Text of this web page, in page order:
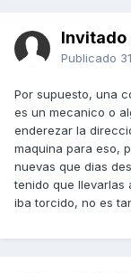
Invitado
Publicado
Por supuesto, una
es un mecanico o
enderezar la
maquina para eso,
nuevas que dias
tenido que llevarlas
iba torcido, no es